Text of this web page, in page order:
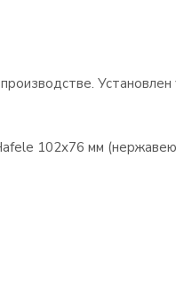
102х76 мм